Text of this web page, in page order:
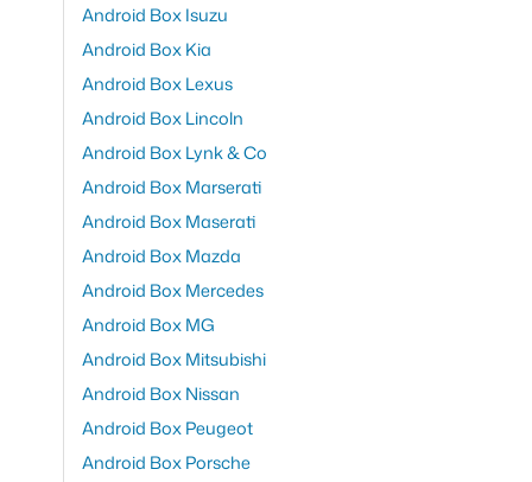
Android Box Isuzu
Android Box Kia
Android Box Lexus
Android Box Lincoln
Android Box Lynk & Co
Android Box Marserati
Android Box Maserati
Android Box Mazda
Android Box Mercedes
Android Box MG
Android Box Mitsubishi
Android Box Nissan
Android Box Peugeot
Android Box Porsche